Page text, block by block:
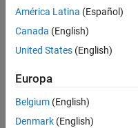
Business Model Team
Finance and Operations
Human Resources
es
keine
offenen
Stellen,
Ihren
Suchkriterien
entsprechen.
América Latina (Español)
Canada (English)
United States (English)
Europa
Belgium (English)
Denmark (English)